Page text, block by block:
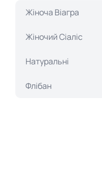
Жіноча Віагра
Жіночий Cіаліс
Натуральні
Флібан